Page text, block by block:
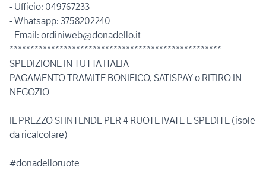
- Ufficio: 049767233
- Whatsapp: 3758202240
- Email: ordiniweb@donadello.it
***************************************************
SPEDIZIONE IN TUTTA ITALIA
PAGAMENTO TRAMITE BONIFICO, SATISPAY o RITIRO IN
NEGOZIO
IL PREZZO SI INTENDE PER 4 RUOTE IVATE E SPEDITE (isole
da ricalcolare)